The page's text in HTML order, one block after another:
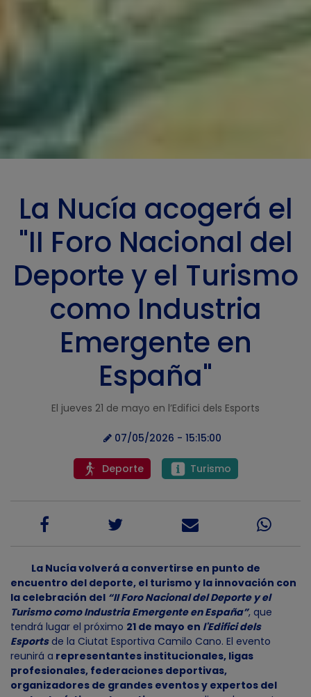
La Nucía acogerá el
"II Foro Nacional del
Deporte y el Turismo
como Industria
Emergente en
España"
El jueves 21 de mayo en l’Edifici dels Esports
07/05/2026 - 15:15:00
Deporte Turismo
La Nucía volverá a convertirse en punto de
encuentro del deporte, el turismo y la innovación con
la celebración del “II Foro Nacional del Deporte y el
Turismo como Industria Emergente en España”, que
tendrá lugar el próximo 21 de mayo en l'Edifici dels
Esportsde la Ciutat Esportiva Camilo Cano. El evento
reunirá a representantes institucionales, ligas
profesionales, federaciones deportivas,
organizadores de grandes eventos y expertos del